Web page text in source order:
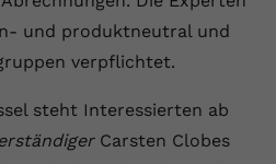
und produktneutral und
verpflichtet.
steht Interessierten ab
Carsten Clobes
anonyme statistische Daten.
device-id